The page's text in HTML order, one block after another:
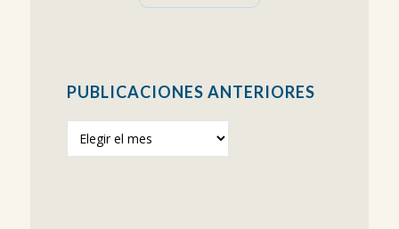
PUBLICACIONES ANTERIORES
anteriores